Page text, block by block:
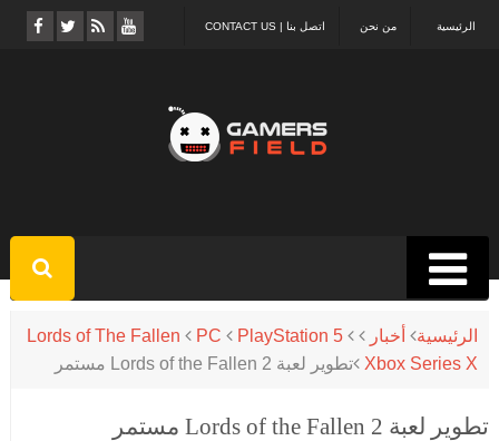
اتصل بنا | CONTACT US من نحن الرئيسية
الرئيسية أخبار Lords of The Fallen PC
PlayStation 5
Xbox Series X
تطوير لعبة Lords of the Fallen 2 مستمر
تطوير لعبة Lords of the Fallen 2 مستمر